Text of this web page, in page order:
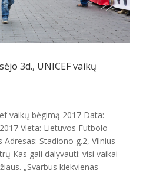
3d., UNICEF vaikų
vaikų bėgimą 2017 Data:
Vieta: Lietuvos Futbolo
Stadiono g.2, Vilnius
Kas gali dalyvauti: visi vaikai
„Svarbus kiekvienas